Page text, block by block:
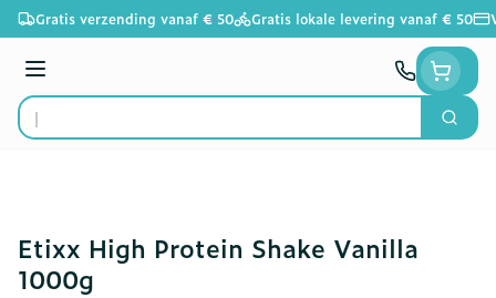
Ga naar de inhoud
Gratis verzending vanaf € 50 Gratis lokale levering vanaf € 50
Menu
Product, merk, categorie...
Zoek
Etixx High Protein Shake Vanilla
1000g